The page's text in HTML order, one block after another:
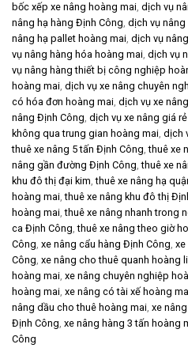
bốc xếp xe nâng hoàng mai dịch vụ
nâng hạ hàng Định Công dịch vụ
nâng hạ pallet hoàng mai dịch vụ
vụ nâng hàng hóa hoàng mai dịch vụ
vụ nâng hàng thiết bị công nghiệp
hoàng mai dịch vụ xe nâng chuyên
có hóa đơn hoàng mai dịch vụ xe
nâng Định Công dịch vụ xe nâng giá
không qua trung gian hoàng mai dịch
thuê xe nâng 5 tấn Định Công ,thuê xe
nâng gần đường Định Công ,thuê xe
khu đô thị đại kim ,thuê xe nâng hạ
hoàng mai ,thuê xe nâng khu đô thị
hoàng mai ,thuê xe nâng nhanh trong
ca Định Công ,thuê xe nâng theo giờ
Công xe nâng cẩu hàng Định Công xe
Công xe nâng cho thuê quanh hoàng
hoàng mai xe nâng chuyên nghiệp
hoàng mai xe nâng có tài xế hoàng
nâng dầu cho thuê hoàng mai xe
Định Công xe nâng hàng 3 tấn hoàng
Công